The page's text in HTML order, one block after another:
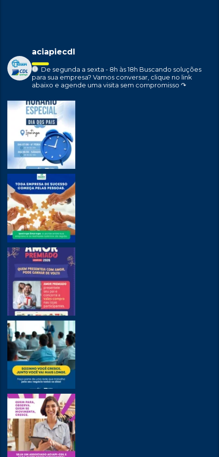
aciapiecdl
De segunda a sexta - 8h às 18h Buscando soluções
para sua empresa? Vamos conversar, clique no link
abaixo e agende uma visita sem compromisso ↷